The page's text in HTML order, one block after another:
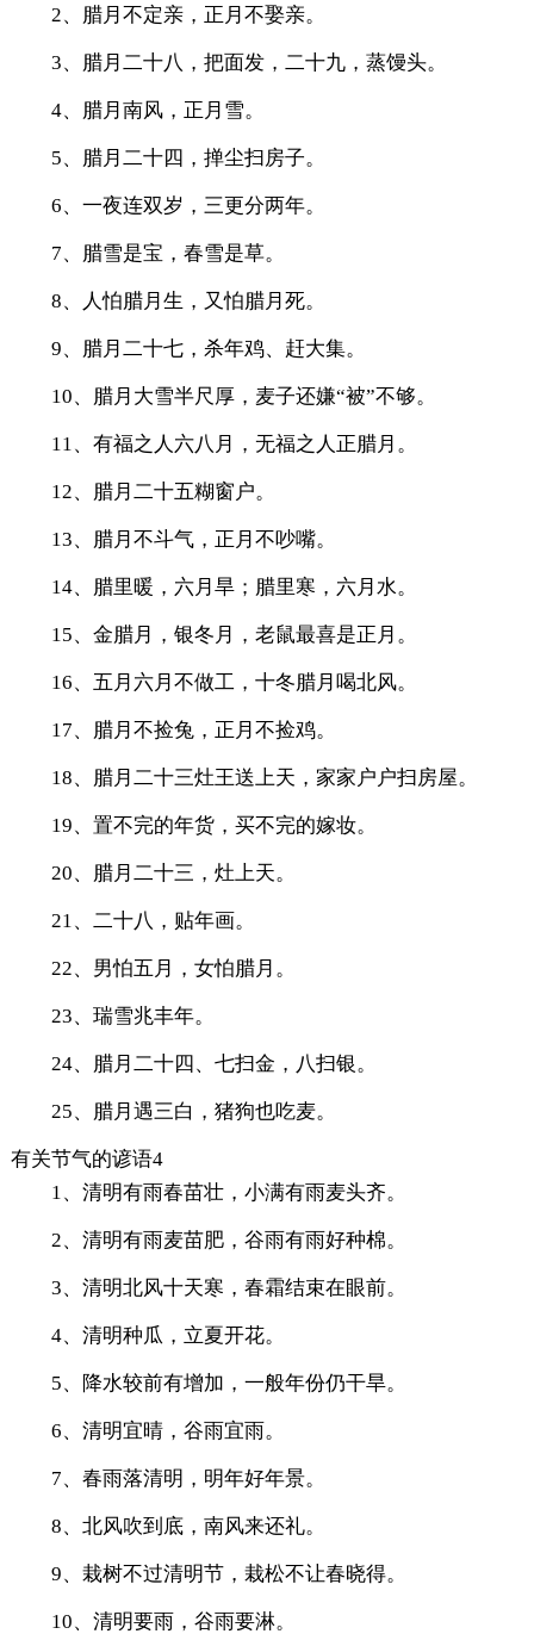
2、腊月不定亲，正月不娶亲。
3、腊月二十八，把面发，二十九，蒸馒头。
4、腊月南风，正月雪。
5、腊月二十四，掸尘扫房子。
6、一夜连双岁，三更分两年。
7、腊雪是宝，春雪是草。
8、人怕腊月生，又怕腊月死。
9、腊月二十七，杀年鸡、赶大集。
10、腊月大雪半尺厚，麦子还嫌“被”不够。
11、有福之人六八月，无福之人正腊月。
12、腊月二十五糊窗户。
13、腊月不斗气，正月不吵嘴。
14、腊里暖，六月旱；腊里寒，六月水。
15、金腊月，银冬月，老鼠最喜是正月。
16、五月六月不做工，十冬腊月喝北风。
17、腊月不捡兔，正月不捡鸡。
18、腊月二十三灶王送上天，家家户户扫房屋。
19、置不完的年货，买不完的嫁妆。
20、腊月二十三，灶上天。
21、二十八，贴年画。
22、男怕五月，女怕腊月。
23、瑞雪兆丰年。
24、腊月二十四、七扫金，八扫银。
25、腊月遇三白，猪狗也吃麦。
有关节气的谚语4
1、清明有雨春苗壮，小满有雨麦头齐。
2、清明有雨麦苗肥，谷雨有雨好种棉。
3、清明北风十天寒，春霜结束在眼前。
4、清明种瓜，立夏开花。
5、降水较前有增加，一般年份仍干旱。
6、清明宜晴，谷雨宜雨。
7、春雨落清明，明年好年景。
8、北风吹到底，南风来还礼。
9、栽树不过清明节，栽松不让春晓得。
10、清明要雨，谷雨要淋。